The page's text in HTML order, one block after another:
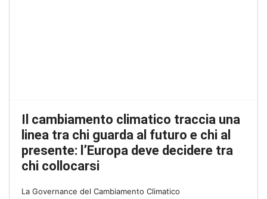
Il cambiamento climatico traccia una
linea tra chi guarda al futuro e chi al
presente: l’Europa deve decidere tra
chi collocarsi
La Governance del Cambiamento Climatico